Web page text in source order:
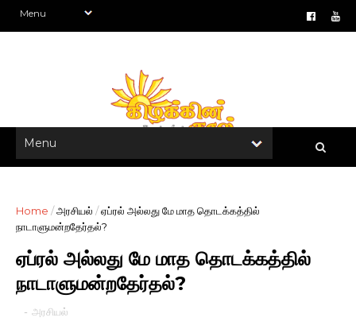
Home /அரசியல் /ஏப்ரல் அல்லது மே மாத தொடக்கத்தில்
நாடாளுமன்றதேர்தல்?
ஏப்ரல் அல்லது மே மாத தொடக்கத்தில்
நாடாளுமன்றதேர்தல்?
- அரசியல்